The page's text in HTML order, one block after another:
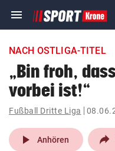
menu Navigation
ein-/ausklappen
account_circle Anmelden
pin_drop
Wien
NACH OSTLIGA-TITEL
„Bin froh,
vorbei ist!“
Fußball Dritte Liga
play_arrow Anhören